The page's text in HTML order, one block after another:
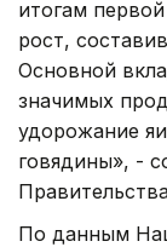
итогам
рост,
Основной
значимых
удорожание
говядины», -
По данным